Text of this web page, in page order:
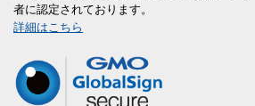
者に認定されております。
詳細はこちら